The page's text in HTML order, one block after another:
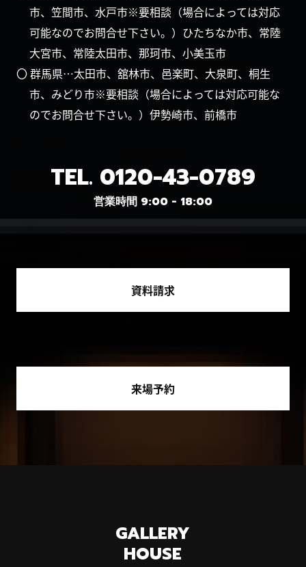
市、笠間市、水戸市※要相談（場合によっては対応
可能なのでお問合せ下さい。）ひたちなか市、常陸
大宮市、常陸太田市、那珂市、小美玉市
〇 群馬県…太田市、舘林市、邑楽町、大泉町、桐生
市、みどり市※要相談（場合によっては対応可能な
のでお問合せ下さい。）伊勢崎市、前橋市
TEL. 0120-43-0789
営業時間 9:00 - 18:00
資料請求
来場予約
GALLERY
HOUSE